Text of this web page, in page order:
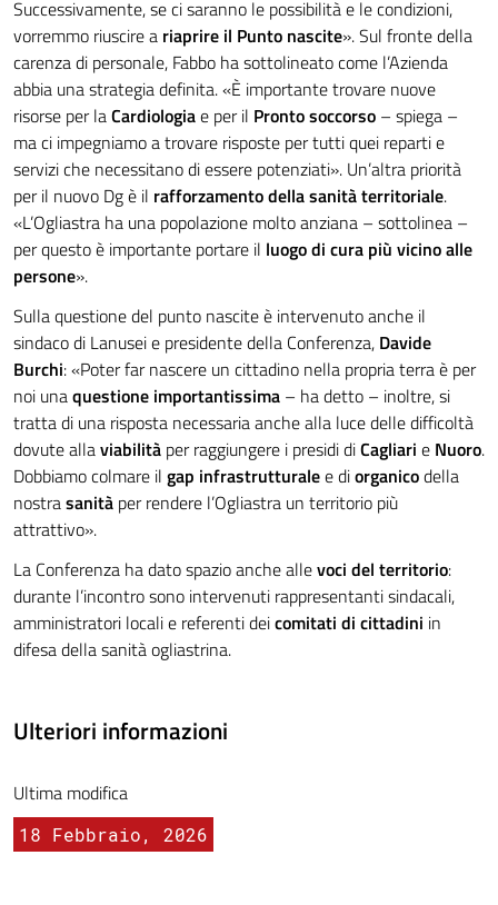
Successivamente, se ci saranno le possibilità e le condizioni,
vorremmo riuscire a riaprire il Punto nascite». Sul fronte della
carenza di personale, Fabbo ha sottolineato come l’Azienda
abbia una strategia definita. «È importante trovare nuove
risorse per laCardiologiae per il Pronto soccorso – spiega –
ma ci impegniamo a trovare risposte per tutti quei reparti e
servizi che necessitano di essere potenziati». Un’altra priorità
per il nuovo Dg è il rafforzamento della sanità territoriale.
«L’Ogliastra ha una popolazione molto anziana – sottolinea –
per questo è importante portare il luogo di cura più vicino alle
persone».
Sulla questione del punto nascite è intervenuto anche il
sindaco di Lanusei e presidente della Conferenza, Davide
Burchi: «Poter far nascere un cittadino nella propria terra è per
noi unaquestione importantissima – ha detto – inoltre, si
tratta di una risposta necessaria anche alla luce delle difficoltà
dovute allaviabilità per raggiungere i presidi diCagliari e Nuoro.
Dobbiamo colmare il gap infrastrutturalee diorganicodella
nostrasanità per rendere l’Ogliastra un territorio più
attrattivo».
La Conferenza ha dato spazio anche allevoci del territorio:
durante l’incontro sono intervenuti rappresentanti sindacali,
amministratori locali e referenti deicomitati di cittadini in
difesa della sanità ogliastrina.
Ulteriori informazioni
Ultima modifica
18 Febbraio, 2026